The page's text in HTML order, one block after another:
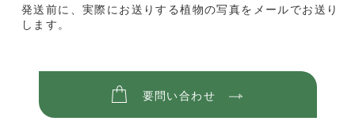
発送前に、実際にお送りする植物の写真をメールでお送り
します。
要問い合わせ